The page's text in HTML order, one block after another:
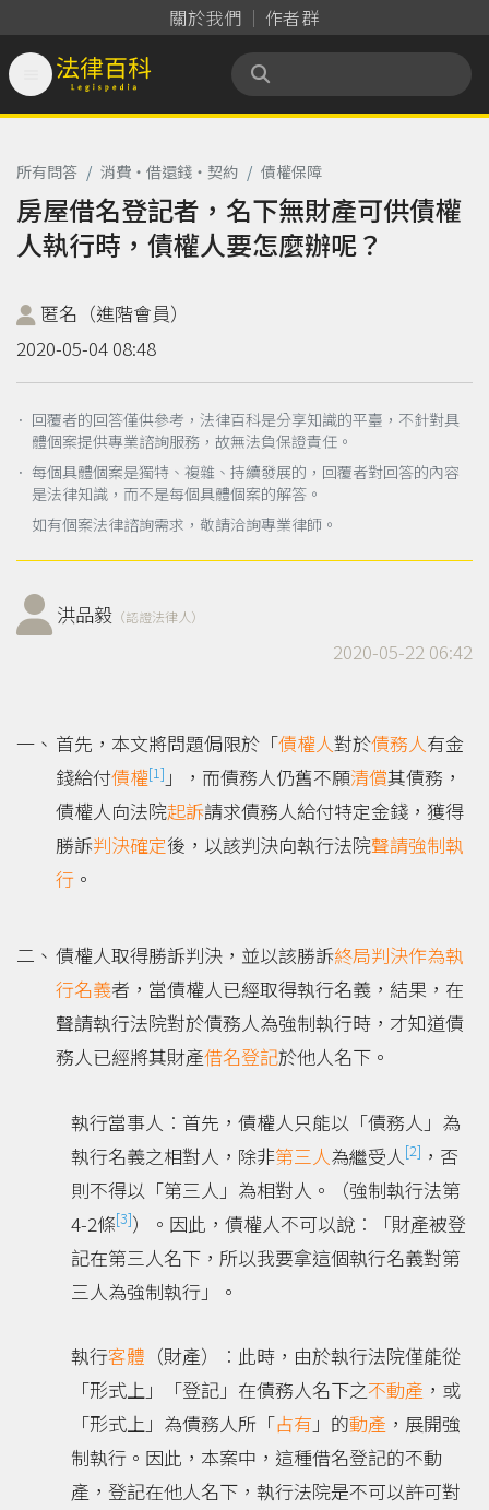
關於我們 作者群
法律百科 Legispedia
所有問答 / 消費‧借還錢‧契約 / 債權保障
房屋借名登記者，名下無財產可供債權
人執行時，債權人要怎麼辦呢？
匿名（進階會員）
2020-05-04 08:48
． 回覆者的回答僅供參考，法律百科是分享知識的平臺，不針對具
體個案提供專業諮詢服務，故無法負保證責任。
． 每個具體個案是獨特、複雜、持續發展的，回覆者對回答的內容
是法律知識，而不是每個具體個案的解答。
如有個案法律諮詢需求，敬請洽詢專業律師。
洪品毅 （認證法律人）
2020-05-22 06:42
首先，本文將問題侷限於「債權人對於債務人有金
錢給付債權[1] 」，而債務人仍舊不願清償其債務，
債權人向法院起訴請求債務人給付特定金錢，獲得
勝訴判決確定後，以該判決向執行法院聲請強制執
行 。
債權人取得勝訴判決，並以該勝訴終局判決作為執
行名義者，當債權人已經取得執行名義，結果，在
聲請執行法院對於債務人為強制執行時，才知道債
務人已經將其財產借名登記於他人名下。
執行當事人︰首先，債權人只能以「債務人」為
執行名義之相對人，除非第三人為繼受人 [2] ，否
則不得以「第三人」為相對人。（強制執行法第
4-2條[3]）。因此，債權人不可以說︰「財產被登
記在第三人名下，所以我要拿這個執行名義對第
三人為強制執行」。
執行客體 （財產）︰此時，由於執行法院僅能從
「形式上」「登記」在債務人名下之不動產 ，或
「形式上」為債務人所「占有 」的動產 ，展開強
制執行。因此，本案中，這種借名登記的不動
產，登記在他人名下，執行法院是不可以許可對